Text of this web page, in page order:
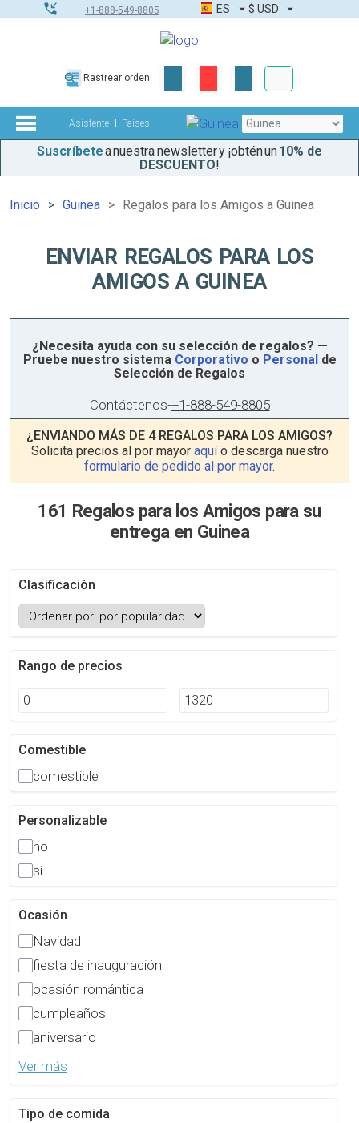
+1-888-549-8805 ES $ USD
Rastrear orden
Asistente Países
Suscríbetea nuestra newsletter y ¡obtén un10% de
DESCUENTO!
Inicio Guinea Regalos para los Amigos a Guinea
ENVIAR REGALOS PARA LOS
AMIGOS A GUINEA
¿Necesita ayuda con su selección de regalos? —
Pruebe nuestro sistema Corporativo o Personalde
Selección de Regalos
Contáctenos-+1-888-549-8805
¿ENVIANDO MÁS DE 4 REGALOS PARA LOS AMIGOS?
Solicita precios al por mayor aquío descarga nuestro
formulario de pedido al por mayor.
161 Regalos para los Amigos para su
entrega en Guinea
Clasificación
Rango de precios
Comestible
comestible
Personalizable
no
sí
Ocasión
Navidad
fiesta de inauguración
ocasión romántica
cumpleaños
aniversario
Ver más
Tipo de comida